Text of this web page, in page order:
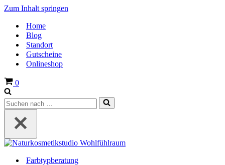
Zum Inhalt springen
Home
Blog
Standort
Gutscheine
Onlineshop
Warenkorb
0
Suchen
nach …
Farbtypberatung